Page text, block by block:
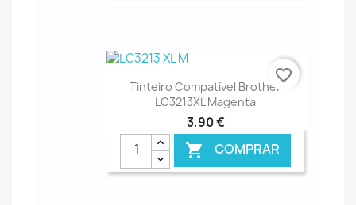
Tinteiro Compatível Brother
LC3213XL Magenta
3,90 €
 COMPRAR
favorite_border